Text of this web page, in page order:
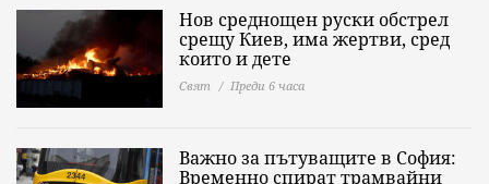
Нов среднощен руски обстрел
срещу Киев, има жертви, сред
които и дете
Свят Преди 6 часа
Важно за пътуващите в София:
Временно спират трамвайни